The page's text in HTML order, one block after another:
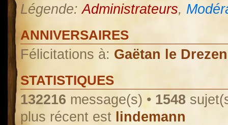
Légende:Administrateurs,
ANNIVERSAIRES
Félicitations à: Gaëtan le Drezen
STATISTIQUES
132216 message(s) • 1548
plus récent est lindemann